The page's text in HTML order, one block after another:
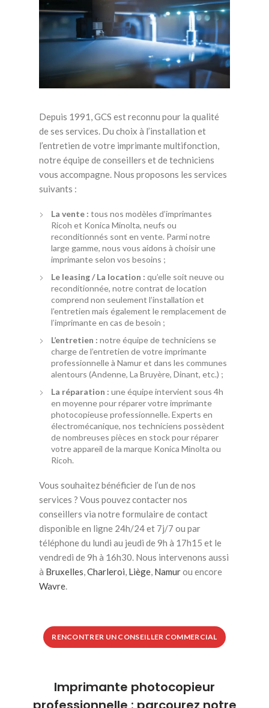
Depuis 1991, GCS est reconnu pour la qualité
de ses services. Du choix à l’installation et
l’entretien de votre imprimante multifonction,
notre équipe de conseillers et de techniciens
vous accompagne. Nous proposons les services
suivants :
La vente : tous nos modèles d’imprimantes
Ricoh et Konica Minolta, neufs ou
reconditionnés sont en vente. Parmi notre
large gamme, nous vous aidons à choisir une
imprimante selon vos besoins ;
Le leasing / La location : qu’elle soit neuve ou
reconditionnée, notre contrat de location
comprend non seulement l’installation et
l’entretien mais également le remplacement de
l’imprimante en cas de besoin ;
L’entretien : notre équipe de techniciens se
charge de l’entretien de votre imprimante
professionnelle à Namur et dans les communes
alentours (Andenne, La Bruyère, Dinant, etc.) ;
La réparation : une équipe intervient sous 4h
en moyenne pour réparer votre imprimante
photocopieuse professionnelle. Experts en
électromécanique, nos techniciens possèdent
de nombreuses pièces en stock pour réparer
votre appareil de la marque Konica Minolta ou
Ricoh.
Vous souhaitez bénéficier de l’un de nos
services ? Vous pouvez contacter nos
conseillers via notre formulaire de contact
disponible en ligne 24h/24 et 7j/7 ou par
téléphone du lundi au jeudi de 9h à 17h15 et le
vendredi de 9h à 16h30. Nous intervenons aussi
à Bruxelles,Charleroi, Liège, Namurou encore
Wavre.
RENCONTRER UN CONSEILLER COMMERCIAL
Imprimante photocopieur